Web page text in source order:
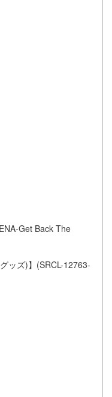
Get Back The
ッズ)】(SRCL-12763-